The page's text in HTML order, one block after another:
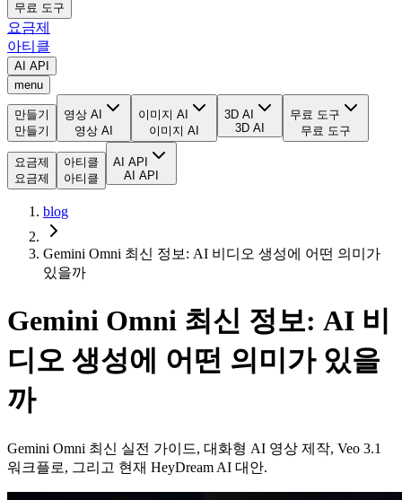
무료 도구
요금제
아티클
AI API
menu
만들기
만들기
영상 AI
영상 AI
이미지 AI
이미지 AI
3D AI
3D AI
무료 도구
무료 도구
요금제
요금제
아티클
아티클
AI API
AI API
blog
Gemini Omni 최신 정보: AI 비디오 생성에 어떤 의미가
있을까
Gemini Omni 최신 정보: AI 비
디오 생성에 어떤 의미가 있을
까
Gemini Omni 최신 실전 가이드, 대화형 AI 영상 제작, Veo 3.1
워크플로, 그리고 현재 HeyDream AI 대안.